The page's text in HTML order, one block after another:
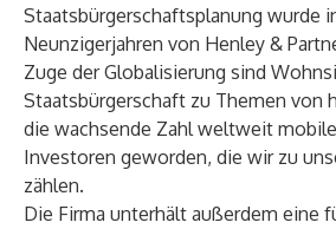
Staatsbürgerschaftsplanung wurde
Neunzigerjahren von Henley &
Zuge der Globalisierung sind
Staatsbürgerschaft zu Themen von
die wachsende Zahl weltweit
Investoren geworden, die wir zu
zählen.
Die Firma unterhält außerdem eine